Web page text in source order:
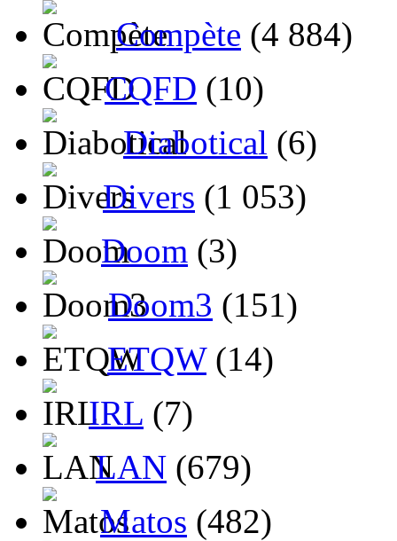
Compète (4 884)
CQFD (10)
Diabotical (6)
Divers (1 053)
Doom (3)
Doom3 (151)
ETQW(14)
IRL (7)
LAN (679)
Matos (482)